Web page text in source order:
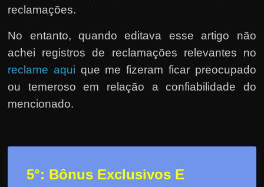
reclamações.
No entanto, quando editava esse artigo não
achei registros de reclamações relevantes no
reclame aqui que me fizeram ficar preocupado
ou temeroso em relação a confiabilidade do
mencionado.
5°: Bônus Exclusivos E